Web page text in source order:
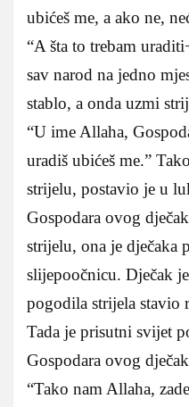
ubićeš me, a ako ne,
“A šta to trebam
sav narod na jedno
stablo, a onda uzmi
“U ime Allaha,
uradiš ubićeš me.”
strijelu, postavio je u
Gospodara ovog
strijelu, ona je dječaka
slijepoočnicu. Dječak
pogodila strijela stavio
Tada je prisutni svijet
Gospodara ovog
“Tako nam Allaha,